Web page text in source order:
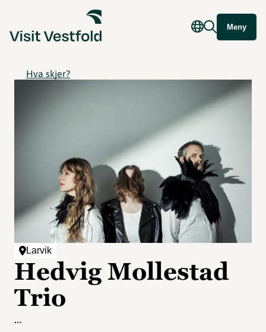
Meny
Hva skjer?
Larvik
Hedvig Mollestad
Trio
…